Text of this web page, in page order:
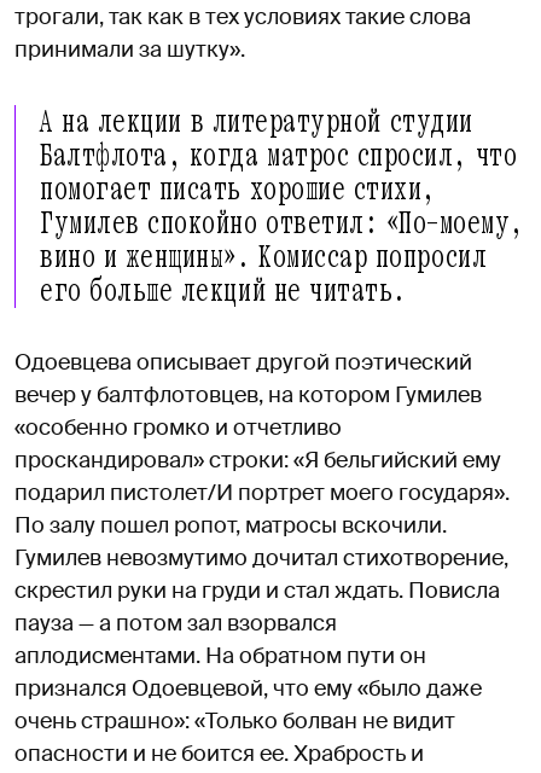
трогали, так как в тех условиях такие слова
принимали за шутку».
А на лекции в литературной студии
Балтфлота, когда матрос спросил, что
помогает писать хорошие стихи,
Гумилев спокойно ответил: «По-моему,
вино и женщины». Комиссар попросил
его больше лекций не читать.
Одоевцева описывает другой поэтический
вечер у балтфлотовцев, на котором Гумилев
«особенно громко и отчетливо
проскандировал» строки: «Я бельгийский ему
подарил пистолет/И портрет моего государя».
По залу пошел ропот, матросы вскочили.
Гумилев невозмутимо дочитал стихотворение,
скрестил руки на груди и стал ждать. Повисла
пауза — а потом зал взорвался
аплодисментами. На обратном пути он
признался Одоевцевой, что ему «было даже
очень страшно»: «Только болван не видит
опасности и не боится ее. Храбрость и